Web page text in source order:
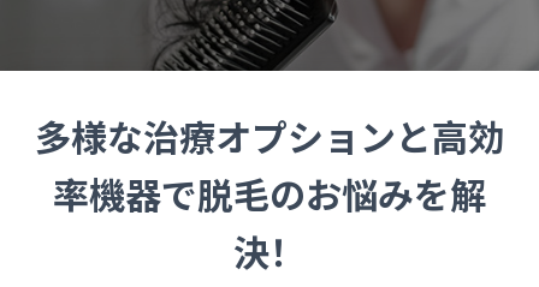
多様な治療オプションと高効
率機器で脱毛のお悩みを解
決！